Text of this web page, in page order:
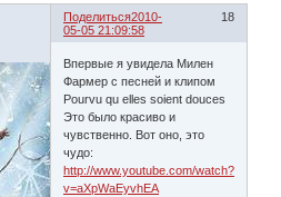
Поделиться 18
2010-
05-05 21:09:58
Впервые я увидела Милен
Фармер с песней и клипом
Рourvu qu elles soient douces
Это было красиво и
чувственно. Вот оно, это
чудо:
http://www.youtube.com/watch?
v=aXpWaEyvhEA